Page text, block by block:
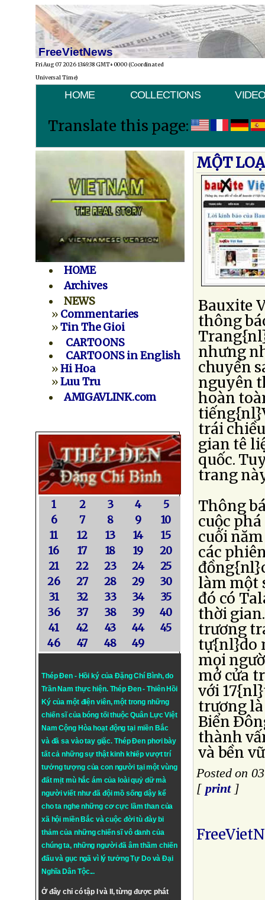
FreeVietNews
Fri Aug 07 2026 13:49:38 GMT+0000 (Coordinated
Universal Time)
HOME COLLECTIONS
Translate this page:
HOME
Archives
NEWS
» Commentaries
»Tin The Gioi
CARTOONS
CARTOONS in English
»Hi Hoa
»Luu Tru
AMIGAVLINK.com
1 2 3 4
5
6
7 8 9
10
11
12 13 14
15
16
17 18 19
20
21
22 23 24
25
26
27 28 29
30
31
32 33 34
35
36
37 38 39
40
41
42 43 44
45
46
47 48 49
Thép Đen - Hồi ký của Đặng Chí Bình, do
Trần Nam thực hiện. Thép Đen- Thiên Hồi
Ký của một điện viên, một trong những
chiến sĩ của bóng tối thuộc Quân Lực Việt
Nam Cộng Hòa hoạt động tại miền Bắc
và đã sa vào tay giặc. Thép Đen phơi bày
tất cả những sự thật kinh khiếp vượt trí
tưởng tượng của con người tại một vùng
đất mịt mù hắc ám của loài quỷ dữ mà
người viết như đã đội mồ sống dậy kể
cho ta nghe những cơ cực lầm than của
xã hội miền Bắc và cuộc đời tù đày bi
thảm của những chiến sĩ vô danh của
chúng ta, những người đã âm thầm chiến
đấu và gục ngã vì lý tưởngTự DovàĐại
Nghĩa Dân Tộc...
Ở đây chỉ có tập I và II, từng được phát
MỘT
Bauxite
thông
nhưng
chuyển
nguyên
hoàn
trái
gian tê
quốc.
trang
Thông
cuộc
cuối
các
làm một
đó có
thời
trương
tự{nl}do
mọi
mở cửa
với
trương
Biển
thành
và bền
Posted on
[ print]